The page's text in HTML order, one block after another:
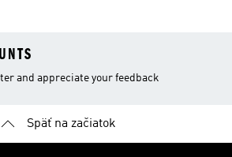
and appreciate your feedback
Späť na začiatok